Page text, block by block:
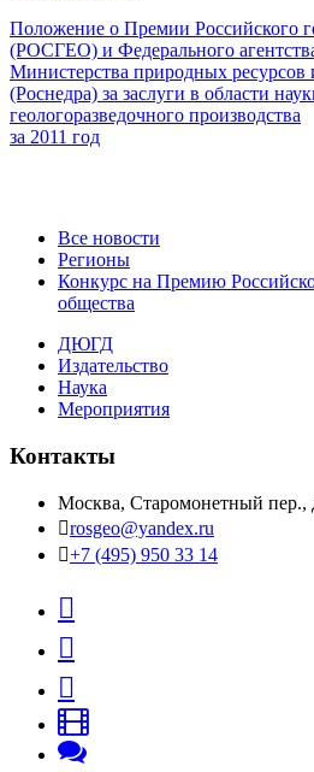
Положение о Премии Российского
(РОСГЕО) и Федерального
Министерства природных ресурсов
(Роснедра) за заслуги в области
геологоразведочного производства
за 2011 год
Все новости
Регионы
Конкурс на Премию
общества
ДЮГД
Издательство
Наука
Мероприятия
Контакты
Москва, Старомонетный пер.,
rosgeo@yandex.ru
+7 (495) 950 33 14